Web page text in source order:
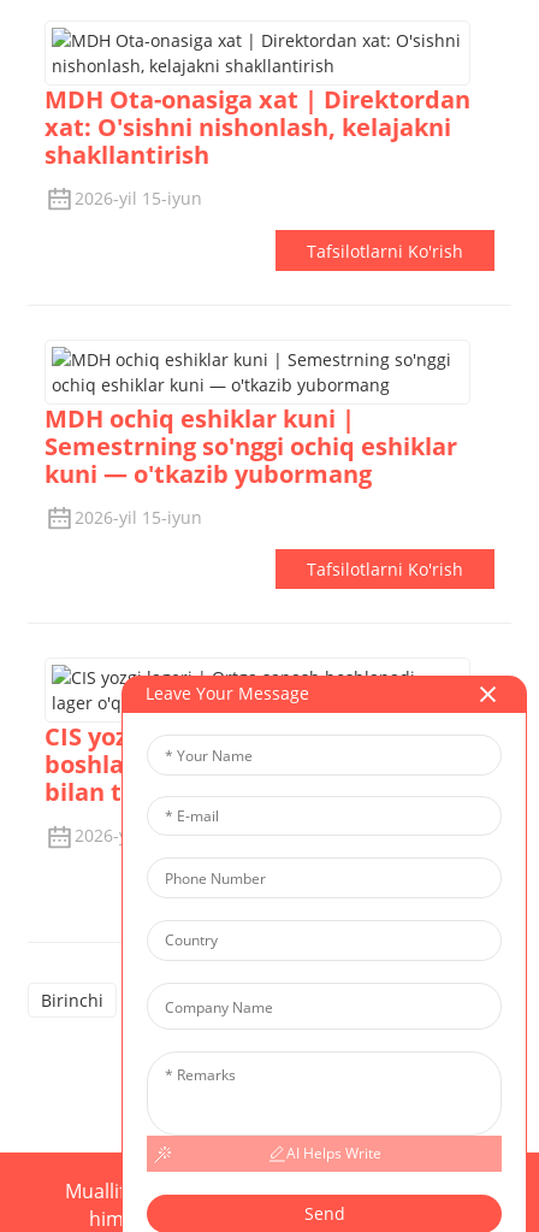
MDH Ota-onasiga xat | Direktordan
xat: O'sishni nishonlash, kelajakni
shakllantirish
2026-yil 15-iyun
Tafsilotlarni Ko'rish
MDH ochiq eshiklar kuni |
Semestrning so'nggi ochiq eshiklar
kuni — o'tkazib yubormang
2026-yil 15-iyun
Tafsilotlarni Ko'rish
CIS yozgi lageri | Ortga sanash
boshlanadi — lager o'qituvchilarimiz
bilan tanishing
2026-yil 15-iyun
Birinchi Oldingi 1 2 Keyingisi
8
Mualliflik huquqi © 2025 CIS Barcha huquqlar
himoyalangan
Sayt xaritasi,
Leave Your Message
AI Helps Write
Send